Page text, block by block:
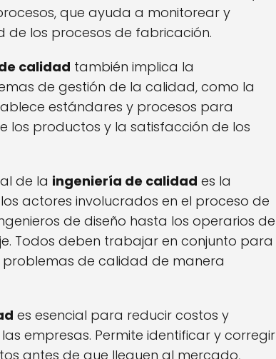
que ayuda a monitorear y
los procesos de fabricación.
calidad también implica la
de gestión de la calidad, como la
estándares y procesos para
los productos y la satisfacción de los
de la ingeniería de calidad es la
actores involucrados en el proceso de
de diseño hasta los operarios de
Todos deben trabajar en conjunto para
de calidad de manera
es esencial para reducir costos y
empresas. Permite identificar y corregir
antes de que lleguen al mercado,